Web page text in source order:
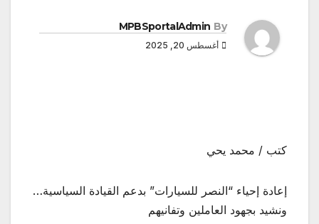
By
MPBSportalAdmin
أغسطس 20, 2025
كتب / محمد يحي
إعادة إحياء “النصر للسيارات” بدعم القيادة السياسية…
ونشيد بجهود العاملين وتفانيهم